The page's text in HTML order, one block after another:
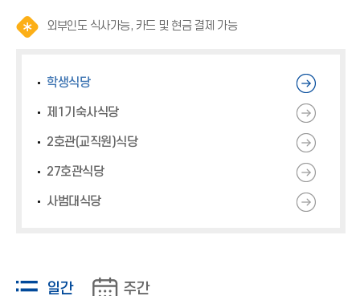
외부인도 식사가능, 카드 및 현금 결제 가능알알알
학생식당
제1기숙사식당
2호관(교직원)식당
27호관식당
사범대식당
일간 주간